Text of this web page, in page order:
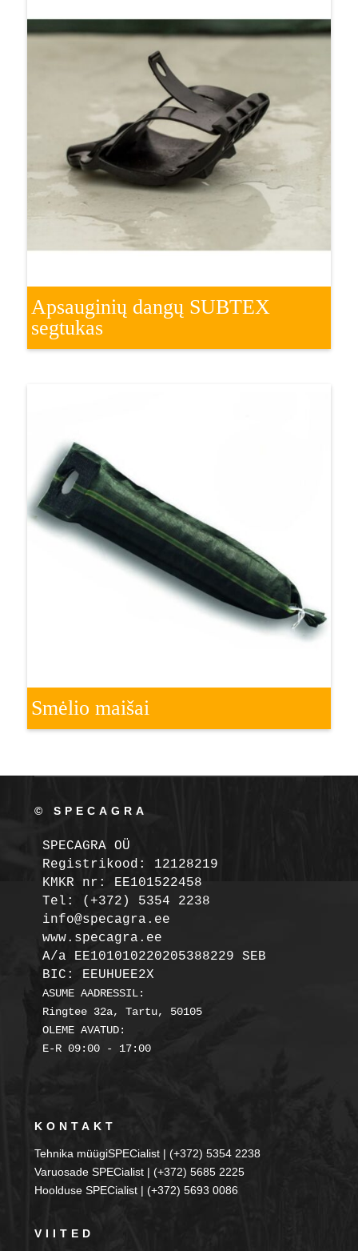
Apsauginių dangų SUBTEX
segtukas
Smėlio maišai
© SPECAGRA
SPECAGRA OÜ
Registrikood: 12128219
KMKR nr: EE101522458
Tel: (+372) 5354 2238
info@specagra.ee
A/a EE101010220205388229 SEB
BIC: EEUHUEE2X
ASUME AADRESSIL:
Ringtee 32a, Tartu, 50105
OLEME AVATUD:
E-R 09:00 - 17:00
KONTAKT
Tehnika müügiSPECialist | (+372) 5354 2238
Varuosade SPECialist | (+372) 5685 2225
Hoolduse SPECialist | (+372) 5693 0086
VIITED